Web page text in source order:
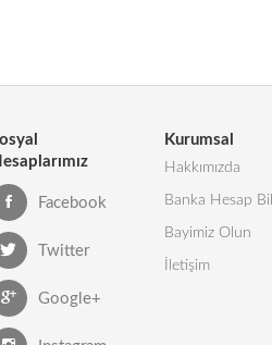
Facebook
Twitter
Google+
Kurumsal
Hakkımızda
Banka Hesap
Bayimiz Olun
İletişim